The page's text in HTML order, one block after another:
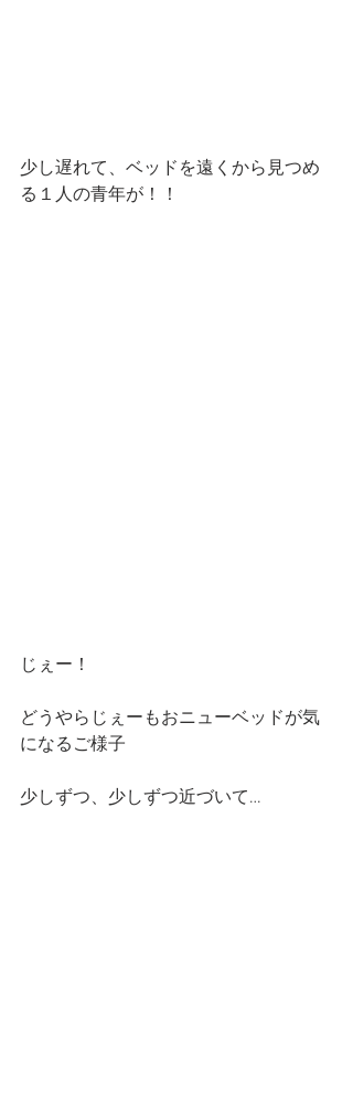
少し遅れて、ベッドを遠くから見つめ
る１人の青年が！！
じぇー！
どうやらじぇーもおニューベッドが気
になるご様子
少しずつ、少しずつ近づいて…